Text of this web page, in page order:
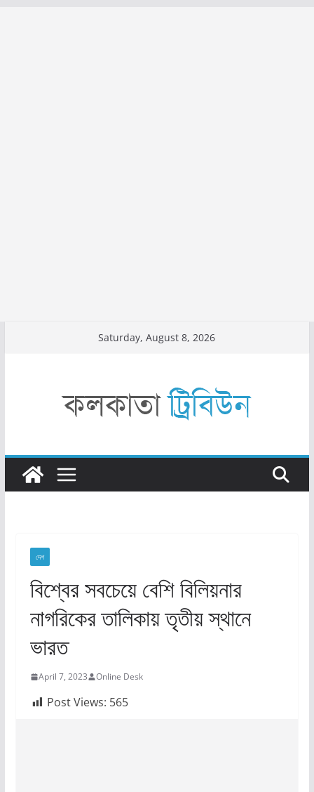
Saturday, August 8, 2026
দেশ
বিশ্বের সবচেয়ে বেশি বিলিয়নার
নাগরিকের তালিকায় তৃতীয় স্থানে
ভারত
April 7, 2023 Online Desk
Post Views: 565